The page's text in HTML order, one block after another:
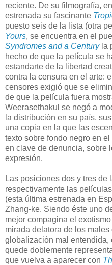
reciente. De su filmografía,
estrenada su fascinante
puesto seis de la lista (otra
Yours, se encuentra en el
Syndromes and a Centuryla
hecho de que la película se
estandarte de la libertad
contra la censura en el arte:
censores exigió que se
de que la película fuera
Weerasethakul se negó a
la distribución en su país,
una copia en la que las
texto sobre fondo negro en
en clave de denuncia, sobre
expresión.
Las posiciones dos y tres de
respectivamente las películas
(esta última estrenada en
Zhang-ke. Siendo éste uno
mejor compagina el
mirada delatora de los
globalización mal entendida,
quede doblemente
que vuelva a aparecer con